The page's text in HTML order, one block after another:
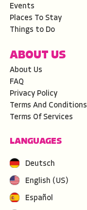
Events
Places To Stay
Things to Do
ABOUT US
About Us
FAQ
Privacy Policy
Terms And Conditions
Terms Of Services
LANGUAGES
Deutsch
English (US)
Español